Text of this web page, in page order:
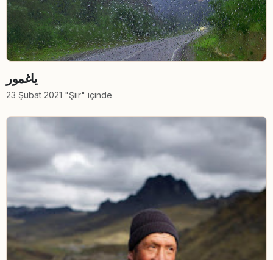
یاغمور
23 Şubat 2021 "Şiir" içinde